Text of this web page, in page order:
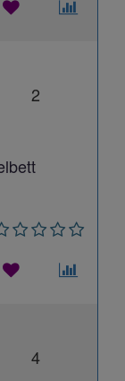
2
4